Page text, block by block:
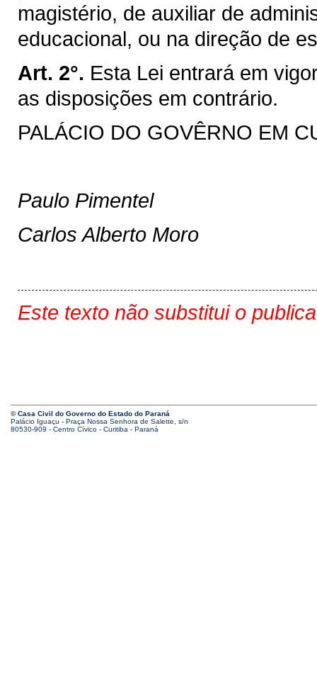
magistério, de auxiliar de
educacional, ou na direção de
Art. 2°. Esta Lei entrará em
as disposições em contrário.
PALÁCIO DO GOVÊRNO EM
Paulo Pimentel
Carlos Alberto Moro
Este texto não substitui o
© Casa Civil do Governo do Estado do Paraná
Palácio Iguaçu - Praça Nossa Senhora de Salette, s/n
80530-909 - Centro Cívico - Curitiba - Paraná